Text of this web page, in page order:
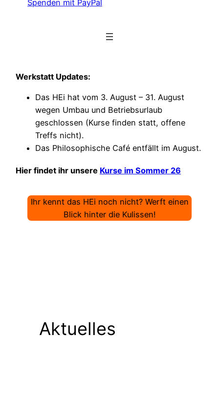
Spenden mit PayPal
Werkstatt Updates:
Das HEi hat vom 3. August – 31. August
wegen Umbau und Betriebsurlaub
geschlossen (Kurse finden statt, offene
Treffs nicht).
Das Philosophische Café entfällt im August.
Hier findet ihr unsere Kurse im Sommer 26
Ihr kennt das HEi noch nicht? Werft einen
Blick hinter die Kulissen!
Aktuelles